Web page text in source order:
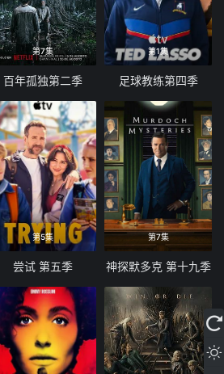
第7集
百年孤独第二季
第1集
足球教练第四季
第5集
尝试 第五季
第7集
神探默多克 第十九季